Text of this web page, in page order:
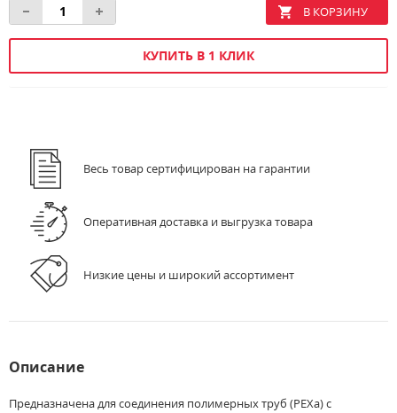
КУПИТЬ В 1 КЛИК
Весь товар сертифицирован на гарантии
Оперативная доставка и выгрузка товара
Низкие цены и широкий ассортимент
Описание
Предназначена для соединения полимерных труб (PEXа) с